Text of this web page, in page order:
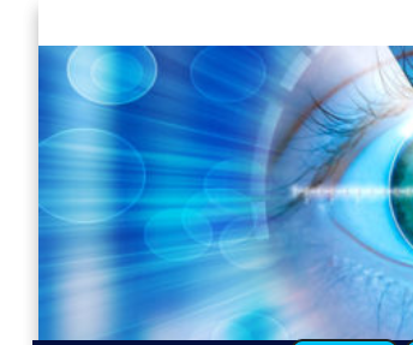
to
content
vinivida.lk